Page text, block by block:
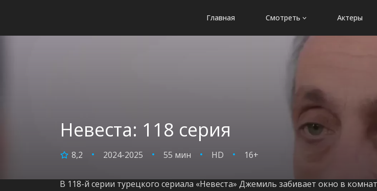
Главная Смотреть Актеры
Невеста: 118 серия
8,2 2024-2025 55 мин HD 16+
В 118-й серии турецкого сериала «Невеста» Джемиль забивает окно в